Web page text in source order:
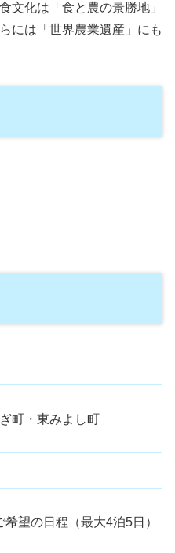
文化は「食と農の景勝地」
には「世界農業遺産」にも
町・東みよし町
望の日程（最大4泊5日）